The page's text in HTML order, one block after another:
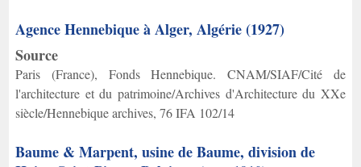
Agence Hennebique à Alger, Algérie (1927)
Source
Paris (France), Fonds Hennebique. CNAM/SIAF/Cité de
l'architecture et du patrimoine/Archives d'Architecture du XXe
siècle/Hennebique archives, 76 IFA 102/14
Baume & Marpent, usine de Baume, division de